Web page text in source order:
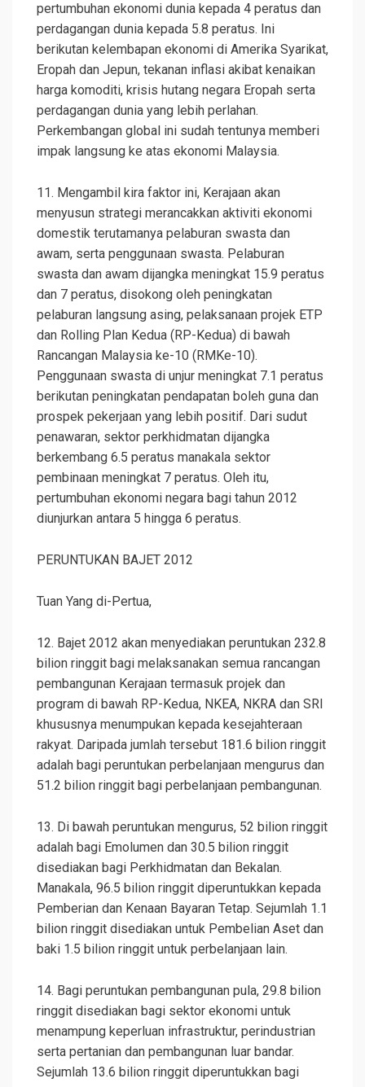
pertumbuhan ekonomi dunia kepada 4 peratus dan
perdagangan dunia kepada 5.8 peratus. Ini
berikutan kelembapan ekonomi di Amerika Syarikat,
Eropah dan Jepun, tekanan inflasi akibat kenaikan
harga komoditi, krisis hutang negara Eropah serta
perdagangan dunia yang lebih perlahan.
Perkembangan global ini sudah tentunya memberi
impak langsung ke atas ekonomi Malaysia.
11. Mengambil kira faktor ini, Kerajaan akan
menyusun strategi merancakkan aktiviti ekonomi
domestik terutamanya pelaburan swasta dan
awam, serta penggunaan swasta. Pelaburan
swasta dan awam dijangka meningkat 15.9 peratus
dan 7 peratus, disokong oleh peningkatan
pelaburan langsung asing, pelaksanaan projek ETP
dan Rolling Plan Kedua (RP-Kedua) di bawah
Rancangan Malaysia ke-10 (RMKe-10).
Penggunaan swasta di unjur meningkat 7.1 peratus
berikutan peningkatan pendapatan boleh guna dan
prospek pekerjaan yang lebih positif. Dari sudut
penawaran, sektor perkhidmatan dijangka
berkembang 6.5 peratus manakala sektor
pembinaan meningkat 7 peratus. Oleh itu,
pertumbuhan ekonomi negara bagi tahun 2012
diunjurkan antara 5 hingga 6 peratus.
PERUNTUKAN BAJET 2012
Tuan Yang di-Pertua,
12. Bajet 2012 akan menyediakan peruntukan 232.8
bilion ringgit bagi melaksanakan semua rancangan
pembangunan Kerajaan termasuk projek dan
program di bawah RP-Kedua, NKEA, NKRA dan SRI
khususnya menumpukan kepada kesejahteraan
rakyat. Daripada jumlah tersebut 181.6 bilion ringgit
adalah bagi peruntukan perbelanjaan mengurus dan
51.2 bilion ringgit bagi perbelanjaan pembangunan.
13. Di bawah peruntukan mengurus, 52 bilion ringgit
adalah bagi Emolumen dan 30.5 bilion ringgit
disediakan bagi Perkhidmatan dan Bekalan.
Manakala, 96.5 bilion ringgit diperuntukkan kepada
Pemberian dan Kenaan Bayaran Tetap. Sejumlah 1.1
bilion ringgit disediakan untuk Pembelian Aset dan
baki 1.5 bilion ringgit untuk perbelanjaan lain.
14. Bagi peruntukan pembangunan pula, 29.8 bilion
ringgit disediakan bagi sektor ekonomi untuk
menampung keperluan infrastruktur, perindustrian
serta pertanian dan pembangunan luar bandar.
Sejumlah 13.6 bilion ringgit diperuntukkan bagi